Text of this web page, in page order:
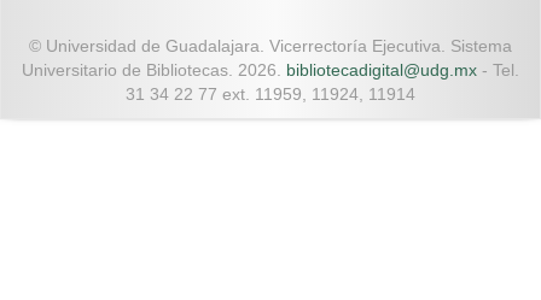
© Universidad de Guadalajara. Vicerrectoría Ejecutiva. Sistema
Universitario de Bibliotecas. 2026. bibliotecadigital@udg.mx - Tel.
31 34 22 77 ext. 11959, 11924, 11914